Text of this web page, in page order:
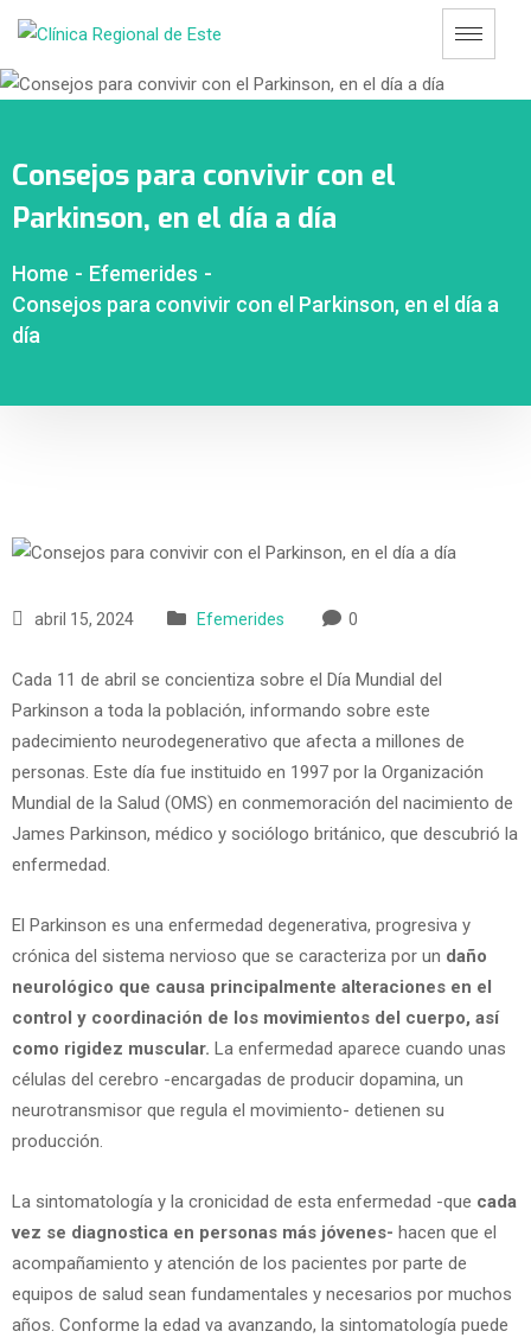
Consejos para convivir con el
Parkinson, en el día a día
Home - Efemerides -
Consejos para convivir con el Parkinson, en el día a
día
abril 15, 2024 Efemerides 0
Cada 11 de abril se concientiza sobre el Día Mundial del
Parkinson a toda la población, informando sobre este
padecimiento neurodegenerativo que afecta a millones de
personas. Este día fue instituido en 1997 por la Organización
Mundial de la Salud (OMS) en conmemoración del nacimiento de
James Parkinson, médico y sociólogo británico, que descubrió la
enfermedad.
El Parkinson es una enfermedad degenerativa, progresiva y
crónica del sistema nervioso que se caracteriza por un daño
neurológico que causa principalmente alteraciones en el
control y coordinación de los movimientos del cuerpo, así
como rigidez muscular. La enfermedad aparece cuando unas
células del cerebro -encargadas de producir dopamina, un
neurotransmisor que regula el movimiento- detienen su
producción.
La sintomatología y la cronicidad de esta enfermedad -que cada
vez se diagnostica en personas más jóvenes- hacen que el
acompañamiento y atención de los pacientes por parte de
equipos de salud sean fundamentales y necesarios por muchos
años. Conforme la edad va avanzando, la sintomatología puede